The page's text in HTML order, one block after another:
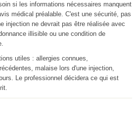
si les informations nécessaires manquent
médical préalable. C'est une sécurité, pas
injection ne devrait pas être réalisée avec
illisible ou une condition de
utiles : allergies connues,
malaise lors d'une injection,
Le professionnel décidera ce qui est